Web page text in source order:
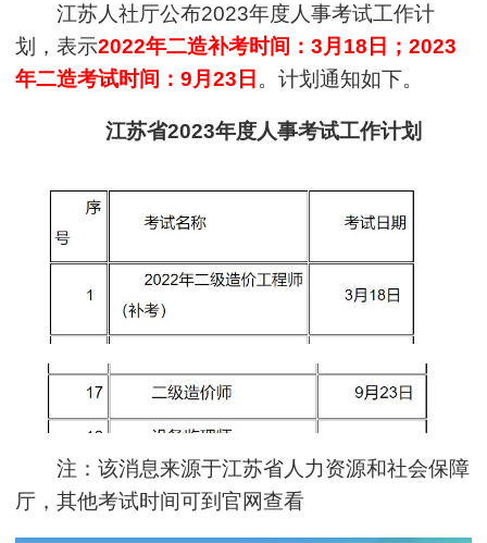
江苏人社厅公布2023年度人事考试工作计
划，表示2022年二造补考时间：3月18日；2023
年二造考试时间：9月23日 。计划通知如下。
江苏省2023年度人事考试工作计划
注：该消息来源于江苏省人力资源和社会保障
厅，其他考试时间可到官网查看